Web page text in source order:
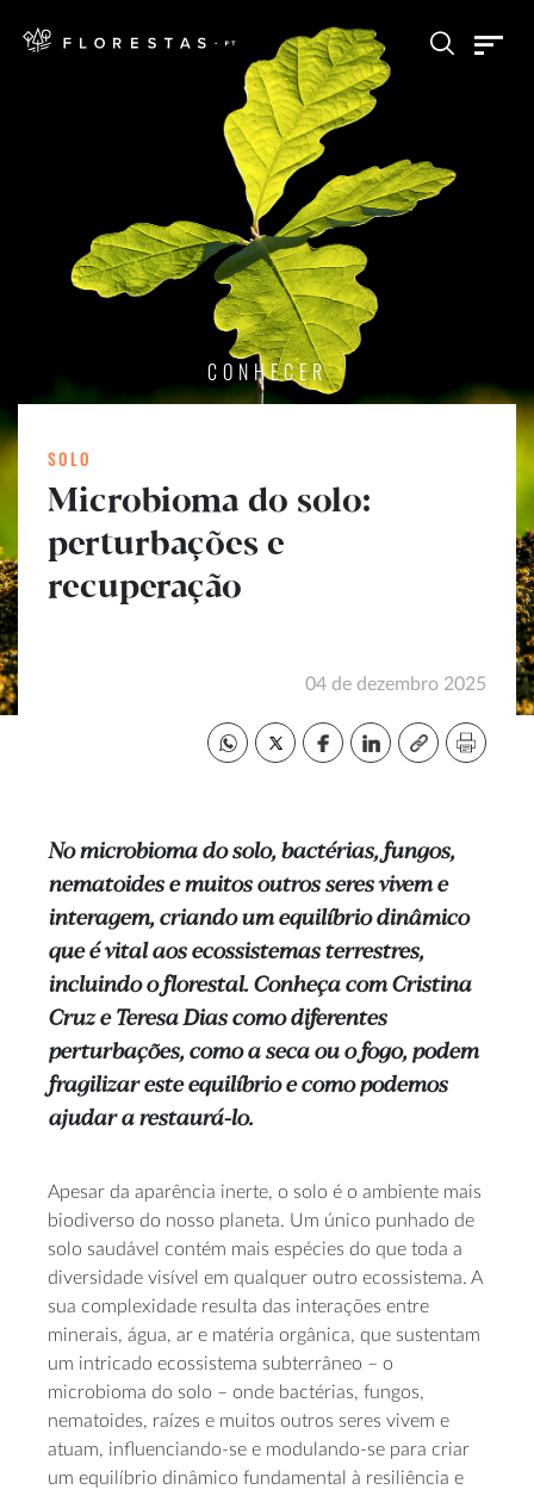
CONHECER
SOLO
Microbioma do solo:
perturbações e
recuperação
04 de dezembro 2025
No microbioma do solo, bactérias, fungos,
nematoides e muitos outros seres vivem e
interagem, criando um equilíbrio dinâmico
que é vital aos ecossistemas terrestres,
incluindo o florestal. Conheça com Cristina
Cruz e Teresa Dias como diferentes
perturbações, como a seca ou o fogo, podem
fragilizar este equilíbrio e como podemos
ajudar a restaurá-lo.
Apesar da aparência inerte, o solo é o ambiente mais
biodiverso do nosso planeta. Um único punhado de
solo saudável contém mais espécies do que toda a
diversidade visível em qualquer outro ecossistema. A
sua complexidade resulta das interações entre
minerais, água, ar e matéria orgânica, que sustentam
um intricado ecossistema subterrâneo – o
microbioma do solo – onde bactérias, fungos,
nematoides, raízes e muitos outros seres vivem e
atuam, influenciando-se e modulando-se para criar
um equilíbrio dinâmico fundamental à resiliência e